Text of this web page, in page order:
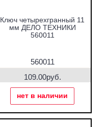
Ключ четырехгранный 11
мм ДЕЛО ТЕХНИКИ
560011
560011
109.00руб.
нет в наличии